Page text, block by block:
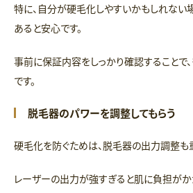
特に、自分が硬毛化しやすいかもしれない
あると安心です。
事前に保証内容をしっかり確認することで
です。
脱毛器のパワーを調整してもらう
硬毛化を防ぐためは、脱毛器の出力調整も
レーザーの出力が強すぎると肌に負担がか